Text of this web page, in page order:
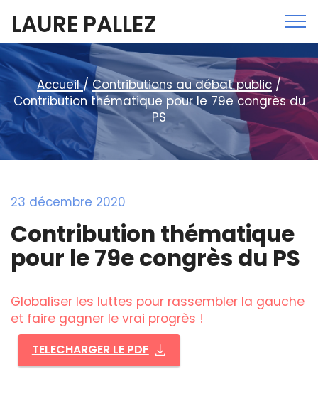
LAURE PALLEZ
Accueil/Contributions au débat public /
Contribution thématique pour le 79e congrès du
PS
23 décembre 2020
Contribution thématique
pour le 79e congrès du PS
Globaliser les luttes pour rassembler la gauche
et faire gagner le vrai progrès !
TELECHARGER LE PDF